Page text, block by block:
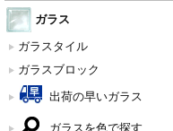
ガラス
ガラスタイル
ガラスブロック
出荷の早いガラス
ガラスを色で探す